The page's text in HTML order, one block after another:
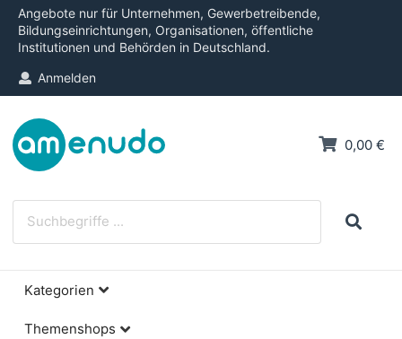
Angebote nur für Unternehmen, Gewerbetreibende,
Bildungseinrichtungen, Organisationen, öffentliche
Institutionen und Behörden in Deutschland.
Anmelden
0,00 €
Kategorien
Themenshops